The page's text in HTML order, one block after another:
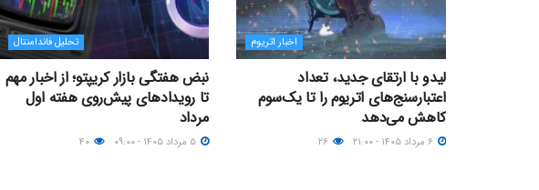
اخبار اتریوم
لیدو با ارتقای جدید، تعداد
اعتبارسنج‌های اتریوم را تا یک‌سوم
کاهش می‌دهد
تحلیل فاندامنتال
نبض هفتگی بازار کریپتو؛ از اخبار مهم
تا رویدادهای پیش‌روی هفته اول
مرداد